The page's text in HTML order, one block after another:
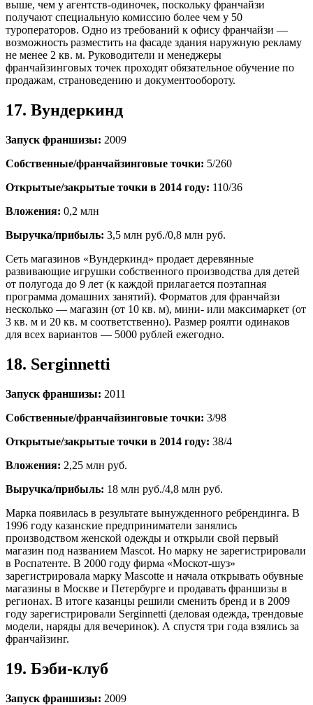
выше, чем у агентств-одиночек, поскольку франчайзи
получают специальную комиссию более чем у 50
туроператоров. Одно из требований к офису франчайзи —
возможность разместить на фасаде здания наружную рекламу
не менее 2 кв. м. Руководители и менеджеры
франчайзинговых точек проходят обязательное обучение по
продажам, страноведению и документообороту.
17. Вундеркинд
Запуск франшизы: 2009
Собственные/франчайзинговые точки: 5/260
Открытые/закрытые точки в 2014 году: 110/36
Вложения: 0,2 млн
Выручка/прибыль: 3,5 млн руб./0,8 млн руб.
Сеть магазинов «Вундеркинд» продает деревянные
развивающие игрушки собственного производства для детей
от полугода до 9 лет (к каждой прилагается поэтапная
программа домашних занятий). Форматов для франчайзи
несколько — магазин (от 10 кв. м), мини- или максимаркет (от
3 кв. м и 20 кв. м соответственно). Размер роялти одинаков
для всех вариантов — 5000 рублей ежегодно.
18. Serginnetti
Запуск франшизы: 2011
Собственные/франчайзинговые точки: 3/98
Открытые/закрытые точки в 2014 году: 38/4
Вложения: 2,25 млн руб.
Выручка/прибыль: 18 млн руб./4,8 млн руб.
Марка появилась в результате вынужденного ребрендинга. В
1996 году казанские предприниматели занялись
производством женской одежды и открыли свой первый
магазин под названием Mascot. Но марку не зарегистрировали
в Роспатенте. В 2000 году фирма «Москот-шуз»
зарегистрировала марку Mascotte и начала открывать обувные
магазины в Москве и Петербурге и продавать франшизы в
регионах. В итоге казанцы решили сменить бренд и в 2009
году зарегистрировали Serginnetti (деловая одежда, трендовые
модели, наряды для вечеринок). А спустя три года взялись за
франчайзинг.
19. Бэби-клуб
Запуск франшизы: 2009